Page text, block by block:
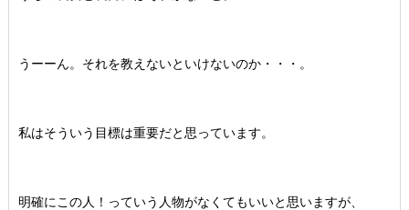
うーーん。それを教えないといけないのか・・・。
私はそういう目標は重要だと思っています。
明確にこの人！っていう人物がなくてもいいと思いますが、